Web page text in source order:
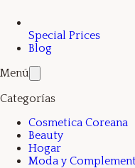
Special Prices
Blog
Menú
Categorías
Cosmetica Coreana
Beauty
Hogar
Moda y